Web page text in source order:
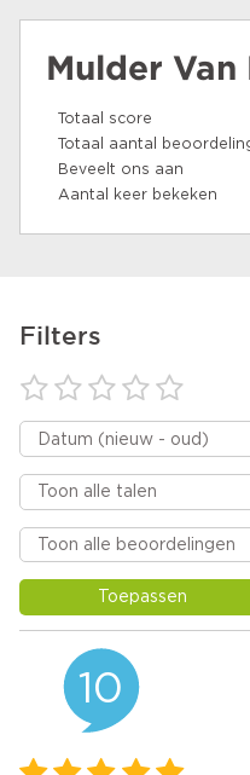
Mulder Van
Totaal score
Totaal aantal
Beveelt ons aan
Aantal keer bekeken
Filters
Toepassen
10